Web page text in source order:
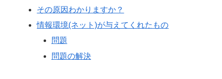
その原因わかりますか？
情報環境(ネット)が与えてくれたもの
問題
問題の解決